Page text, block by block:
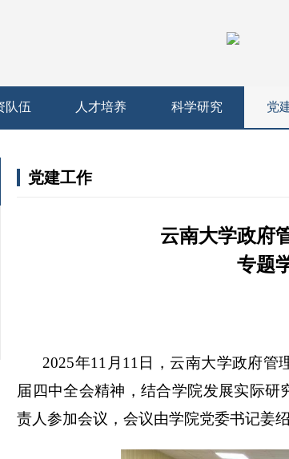
队伍 人才培养 科学研究 党
党建工作
云南大学政府
专题
2025年11月11日，云南大学政府
届四中全会精神，结合学院发展实际
责人参加会议，会议由学院党委书记姜绍